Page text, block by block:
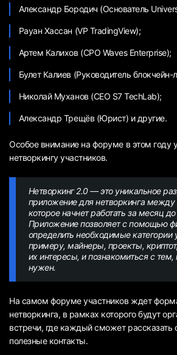
Александр Бородич (Основатель
Рауан Хассан (VP TradingView);
Артем Калихов (CPO Waves Enterprise);
Булет Калиев (Руководитель блокчейн-
Николай Муханов (CEO S7 TechLab);
Александр Трещёв (Юрист) и другие.
Особое внимание на форуме в этом году
нетворкингу участников.
Нетворкинг 2.0 — это уникальное
приложение для нетворкинга между
которое начнет работать за месяц
Приложение позволяет с помощью
определить необходимые категории
примеру, майнеры, проекты,
их интересы, и познакомиться с тем,
нужен.
На самом форуме участников ждет
нетворкинга, в рамках которого будут
встречи, где каждый сможет рассказать
полезные контакты.